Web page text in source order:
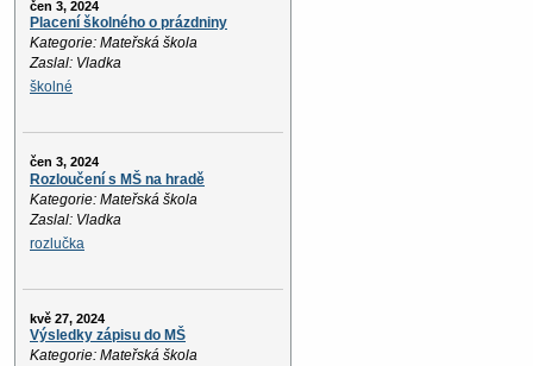
čen 3, 2024
Placení školného o prázdniny
Kategorie: Mateřská škola
Zaslal: Vladka
školné
čen 3, 2024
Rozloučení s MŠ na hradě
Kategorie: Mateřská škola
Zaslal: Vladka
rozlučka
kvě 27, 2024
Výsledky zápisu do MŠ
Kategorie: Mateřská škola